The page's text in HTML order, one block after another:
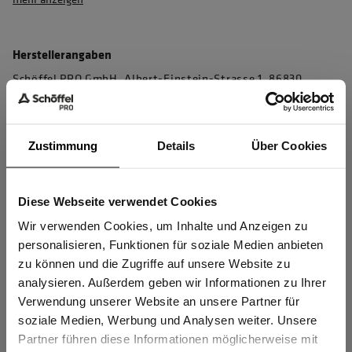
Zustimmung Details Über Cookies
Diese Webseite verwendet Cookies
Wir verwenden Cookies, um Inhalte und Anzeigen zu
personalisieren, Funktionen für soziale Medien anbieten
zu können und die Zugriffe auf unsere Website zu
analysieren. Außerdem geben wir Informationen zu Ihrer
Verwendung unserer Website an unsere Partner für
soziale Medien, Werbung und Analysen weiter. Unsere
Partner führen diese Informationen möglicherweise mit
Herstellerangaben
Schöffel PRO GmbH, Albert-Einstein-Strasse 1, 86830
Schwabmünchen, Deutschland
Materialeigenschaften
Schnelltrocknend
Kein Einsatz von PFAS
OEKO-TEX® zertifiziert
Kein Einsatz von PFAS
S.Café® ICE-CAFÉ™ innovative Beschichtung auf Basis von
Sind Sie
Gewerbetreibender?
Ich bestätige, dass ich Gewerbetreibender bin. Alle
Preise werden netto ausgewiesen.